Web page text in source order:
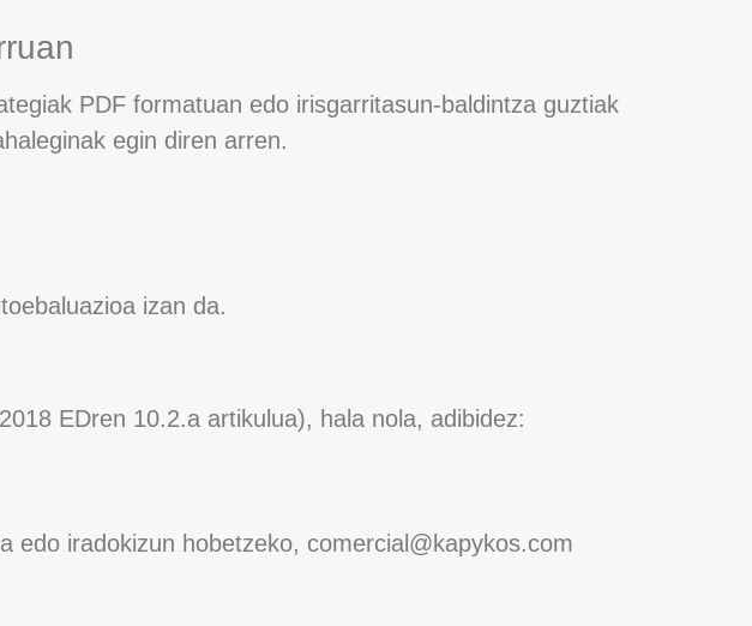
PDF formatuan edo irisgarritasun-baldintza guztiak
egin diren arren.
izan da.
EDren 10.2.a artikulua), hala nola, adibidez:
edo iradokizun hobetzeko, comercial@kapykos.com